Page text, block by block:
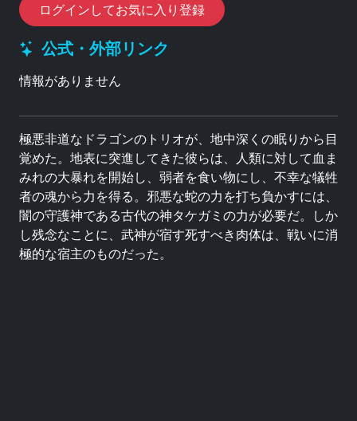
ログインしてお気に入り登録
公式・外部リンク
情報がありません
極悪非道なドラゴンのトリオが、地中深くの眠りから目
覚めた。地表に突進してきた彼らは、人類に対して血ま
みれの大暴れを開始し、弱者を食い物にし、不幸な犠牲
者の魂から力を得る。邪悪な蛇の力を打ち負かすには、
闇の守護神である古代の神タケガミの力が必要だ。しか
し残念なことに、武神が宿す死すべき肉体は、戦いに消
極的な宿主のものだった。